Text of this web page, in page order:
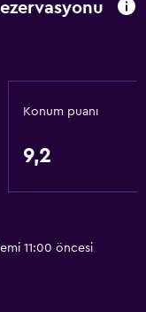
Konum puanı
9,2
11:00 öncesi